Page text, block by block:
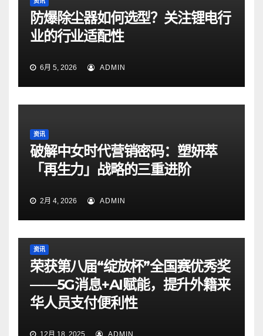
防爆除尘器如何选型？关注锂电行
业的行业适配性
6月 5, 2026 ADMIN
资讯
破解中女时代营销密码：塑妍萃
「再生力」战略的三重进阶
2月 4, 2026 ADMIN
资讯
荣获第八届“绽放杯”全国赛优秀奖
——5G消息+AI赋能，提升外籍来
华人员支付便利性